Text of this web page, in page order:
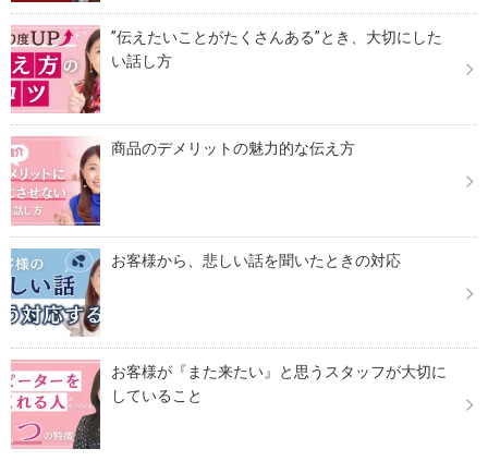
”伝えたいことがたくさんある”とき、大切にした
い話し方
商品のデメリットの魅力的な伝え方
お客様から、悲しい話を聞いたときの対応
お客様が『また来たい』と思うスタッフが大切に
していること